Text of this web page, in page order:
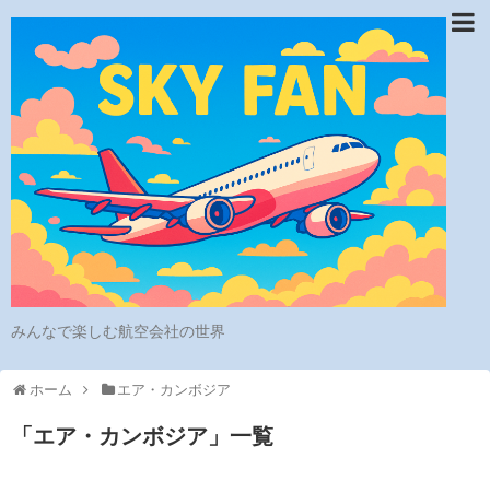
みんなで楽しむ航空会社の世界
ホーム エア・カンボジア
「 エア・カンボジア 」 一覧